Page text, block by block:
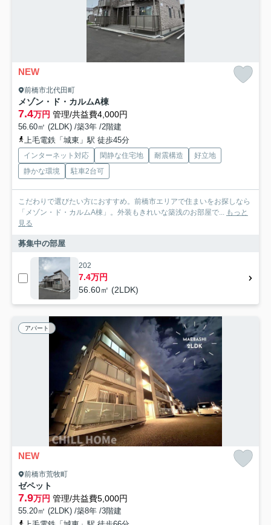
NEW
前橋市北代田町
メゾン・ド・カルムA棟
7.4万円 管理/共益費4,000円
56.60㎡ (2LDK) /築3年 /2階建
上毛電鉄「城東」駅 徒歩45分
インターネット対応 閑静な住宅地 耐震構造
好立地
静かな環境
駐車2台可
こだわりで選びたい方におすすめ。前橋市エリアで住まいをお探しなら
「メゾン・ド・カルムA棟」。外装もきれいな築浅のお部屋で... もっと
見る
募集中の部屋
202
7.4万円
56.60㎡ (2LDK)
アパート
NEW
前橋市荒牧町
ゼペット
7.9万円 管理/共益費5,000円
55.20㎡ (2LDK) /築8年 /3階建